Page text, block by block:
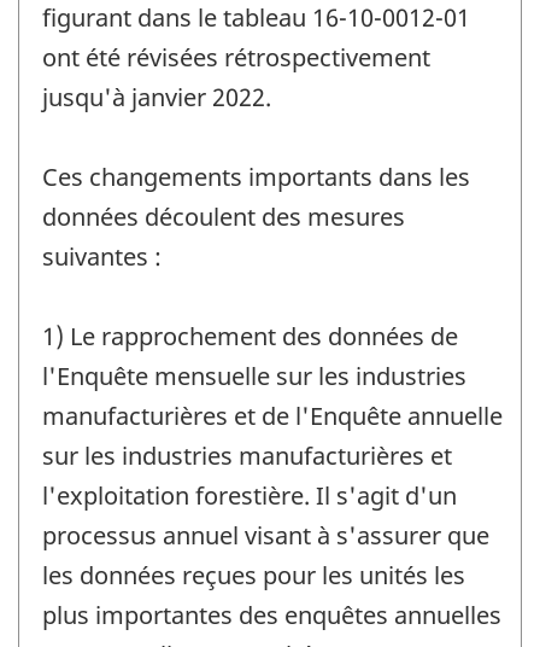
figurant dans le tableau 16-10-0012-01
ont été révisées rétrospectivement
jusqu'à janvier 2022.
Ces changements importants dans les
données découlent des mesures
suivantes :
1) Le rapprochement des données de
l'Enquête mensuelle sur les industries
manufacturières et de l'Enquête annuelle
sur les industries manufacturières et
l'exploitation forestière. Il s'agit d'un
processus annuel visant à s'assurer que
les données reçues pour les unités les
plus importantes des enquêtes annuelles